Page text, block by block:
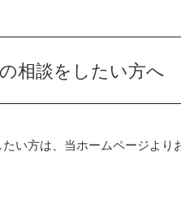
相談をしたい方へ
い方は、当ホームページよ